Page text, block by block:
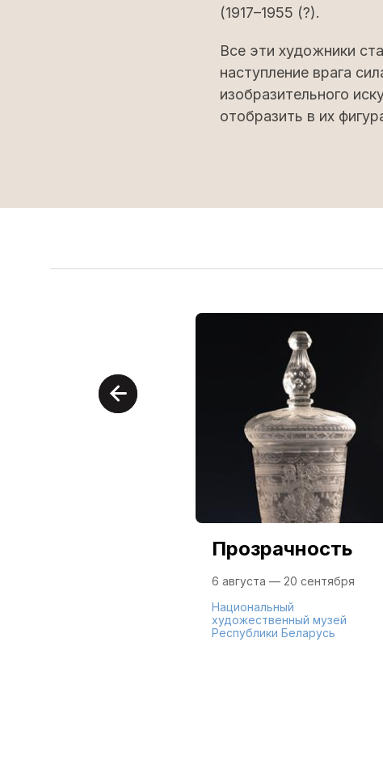
(1917–1955 (?).
Все эти художники
наступление врага
изобразительного
отобразить в их
Прозрачность
6 августа — 20 сентября
Национальный
художественный музей
Республики Беларусь